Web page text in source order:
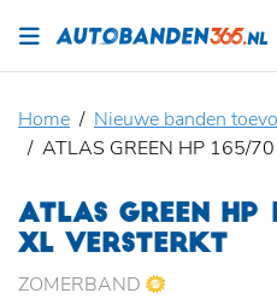
Home
Nieuwe banden
ATLAS GREEN HP 165/
ATLAS GREEN
XL VERSTERKT
ZOMERBAND